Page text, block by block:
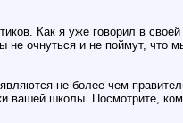
Как я уже говорил в своей
не очнуться и не поймут, что
не более чем
вашей школы. Посмотрите,